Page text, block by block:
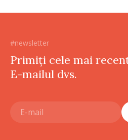
#newsletter
Primiți cele mai
E-mailul dvs.